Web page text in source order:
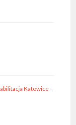
Katowice –